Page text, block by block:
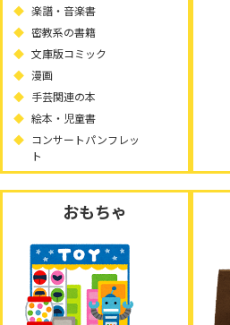
楽譜・音楽書
密教系の書籍
文庫版コミック
漫画
手芸関連の本
絵本・児童書
コンサートパンフレッ
ト
おもちゃ